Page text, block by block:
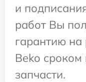
и
работ Вы
гарантию на
Beko
запчасти.